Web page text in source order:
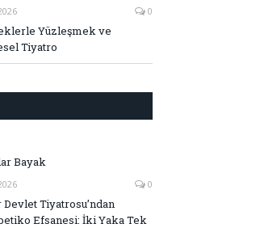
0
Yüzleşmek ve
Tiyatro
Bayak
0
Tiyatrosu’ndan
Efsanesi: İki Yaka Tek